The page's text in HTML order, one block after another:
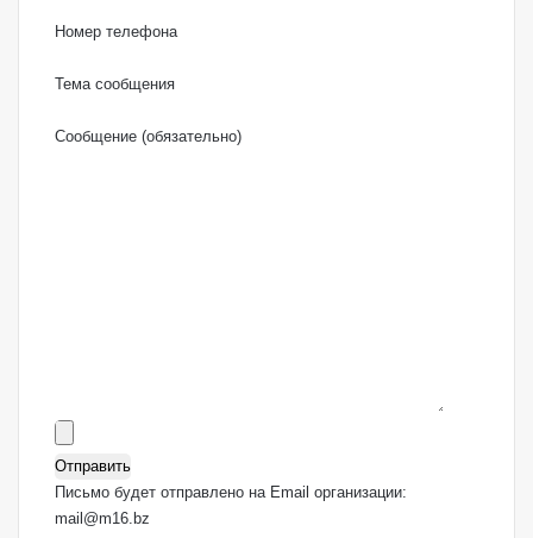
Номер телефона
Тема сообщения
Сообщение (обязательно)
Письмо будет отправлено на Email организации:
mail@m16.bz